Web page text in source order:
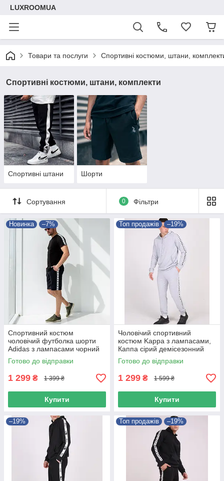
LUXROOMUА
Товари та послуги Спортивні костюми, штани,
Спортивні костюми, штани, комплекти
Спортивні штани Шорти
Сортування 0 Фільтри
Новинка –7%
Спортивний костюм
чоловічий футболка шорти
Adidas з лампасами чорний
Адідас літній
Готово до відправки
1 299 ₴ 1 399 ₴
Купити
Топ продажів –19%
Чоловічий спортивний
костюм Kappa з лампасами,
Каппа сірий демісезонний
комплект
Готово до відправки
1 299 ₴ 1 599 ₴
Купити
–19% Топ продажів –19%